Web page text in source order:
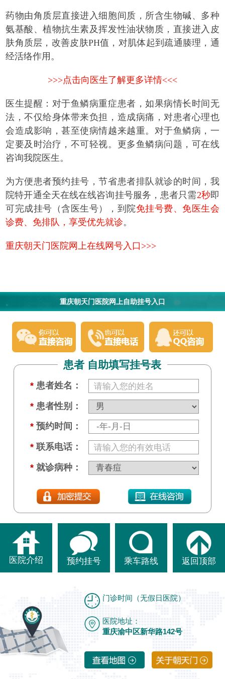
药物由角质层直接进入细胞间质，所含生物碱、多种
氨基酸、植物抗生素及挥发性油状物质，直接进入皮
肤角质层，改善皮肤PH值，对肌体起到疏通腠理，通
经活络作用。
>>>点击向医生了解更多详情<<<
医生提醒： 对于鱼鳞病重症患者，如果病情长时间无
法，不仅给身体带来负担，造成病痛，对患者心理也
会造成影响，甚至使病情越来越重。对于鱼鳞病，一
定要及时治疗，不可轻视。更多鱼鳞病问题，可在线
咨询我院医生。
为方便患者预约挂号，节省患者排队就诊的时间，我
院特开通全天在线在线咨询挂号服务，患者只需2秒即
可完成挂号（含医生号），到院免挂号费、免医生会
诊费、免排队，享受优先就诊。
重庆朝天门医院网上在线网号入口>>>
重庆朝天门医院网上自助挂号入口
患者 自助填写挂号表
* 患者姓名：
* 患者性别：
* 预约时间：
* 联系电话：
* 就诊病种：
医院介绍 预约挂号 乘车路线 返回顶部
门诊时间（无假日医院）
医院地址：
重庆渝中区新华路142号